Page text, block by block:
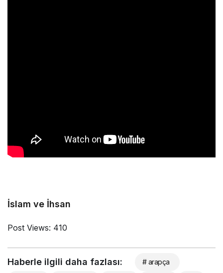
İslam ve İhsan
Post Views: 410
Haberle ilgili daha fazlası: # arapça